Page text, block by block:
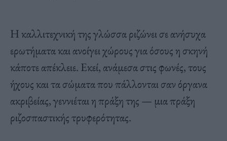
Η καλλιτεχνική της γλώσσα ριζώνει σε ανήσυχα
ερωτήματα και ανοίγει χώρους για όσους η σκηνή
κάποτε απέκλειε. Εκεί, ανάμεσα στις φωνές, τους
ήχους και τα σώματα που πάλλονται σαν όργανα
ακριβείας, γεννιέται η πράξη της — μια πράξη
ριζοσπαστικής τρυφερότητας.